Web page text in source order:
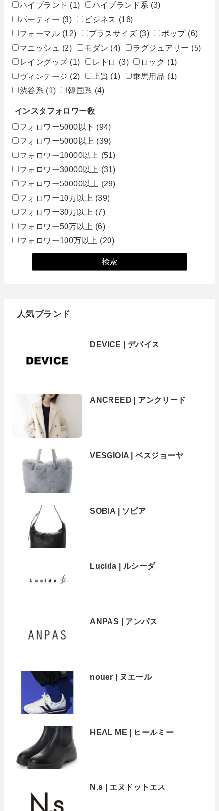
ハイブランド (1) ハイブランド系 (3)
パーティー (3) ビジネス (16)
フォーマル (12) プラスサイズ (3) ポップ (6)
マニッシュ
(2) モダン (4) ラグジュアリー (5)
レイングッズ (1) レトロ (3) ロック (1)
ヴィンテージ (2) 上質 (1) 乗馬用品 (1)
渋谷系 (1) 韓国系 (4)
インスタフォロワー数
フォロワー5000以下 (94)
フォロワー5000以上 (39)
フォロワー10000以上 (51)
フォロワー30000以上 (31)
フォロワー50000以上 (29)
フォロワー10万以上 (39)
フォロワー30万以上 (7)
フォロワー50万以上 (6)
フォロワー100万以上 (20)
人気ブランド
DEVICE | デバイス
ANCREED | アンクリード
VESGIOIA | ベスジョーヤ
SOBIA | ソビア
Lucida | ルシーダ
ANPAS | アンパス
nouer | ヌエール
HEAL ME | ヒールミー
N.s | エヌドットエス